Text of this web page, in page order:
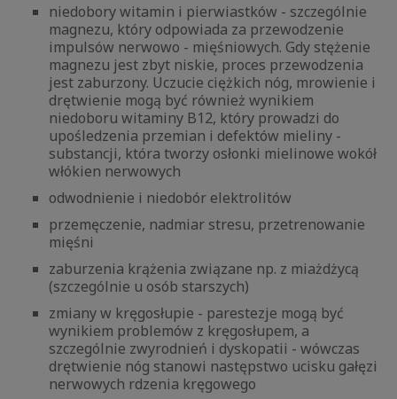
niedobory witamin i pierwiastków - szczególnie
magnezu, który odpowiada za przewodzenie
impulsów nerwowo - mięśniowych. Gdy stężenie
magnezu jest zbyt niskie, proces przewodzenia
jest zaburzony. Uczucie ciężkich nóg, mrowienie i
drętwienie mogą być również wynikiem
niedoboru witaminy B12, który prowadzi do
upośledzenia przemian i defektów mieliny -
substancji, która tworzy osłonki mielinowe wokół
włókien nerwowych
odwodnienie i niedobór elektrolitów
przemęczenie, nadmiar stresu, przetrenowanie
mięśni
zaburzenia krążenia związane np. z miażdżycą
(szczególnie u osób starszych)
zmiany w kręgosłupie - parestezje mogą być
wynikiem problemów z kręgosłupem, a
szczególnie zwyrodnień i dyskopatii - wówczas
drętwienie nóg stanowi następstwo ucisku gałęzi
nerwowych rdzenia kręgowego